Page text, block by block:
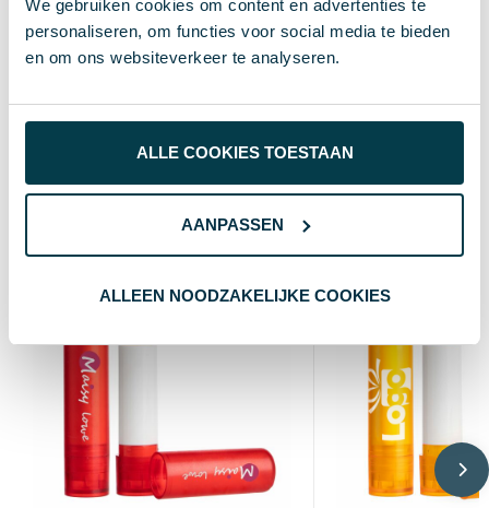
We gebruiken cookies om content en advertenties te
personaliseren, om functies voor social media te bieden
en om ons websiteverkeer te analyseren.
ALLE COOKIES TOESTAAN
AANPASSEN
ALLEEN NOODZAKELIJKE COOKIES
Kleur Blauw
Ø3,8 CM
Breedte
Wat anderen bekijken